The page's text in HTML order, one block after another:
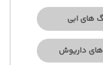
های ابی
داریوش